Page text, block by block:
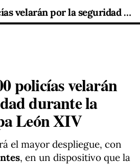
Más de 15.000 policías velarán por la seguridad durante la visita del papa León XIV
policías velarán
durante la
León XIV
el mayor despliegue, con
, en un dispositivo que la